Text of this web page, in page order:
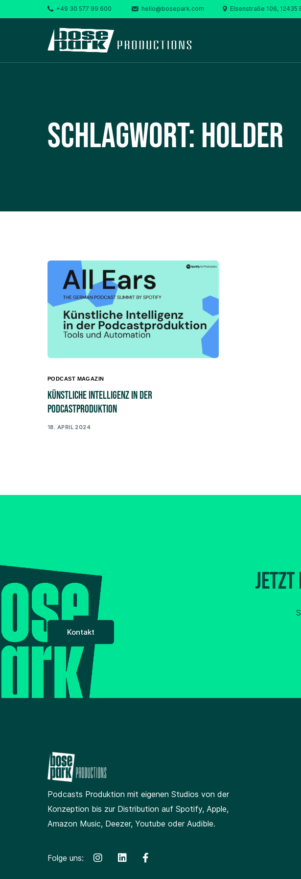
+49 30 577 99 600 hello@bosepark.com Elsenstraße 106, 12435
Schlagwort: Holder
PODCAST MAGAZIN
Künstliche Intelligenz in der
Podcastproduktion
18. APRIL 2024
Jetzt
Kontakt
Podcasts Produktion mit eigenen Studios von der
Konzeption bis zur Distribution auf Spotify, Apple,
Amazon Music, Deezer, Youtube oder Audible.
Folge uns: